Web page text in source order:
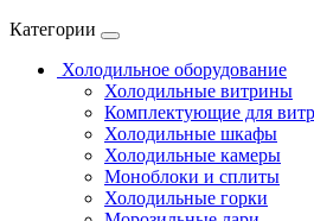
Категории
Холодильное оборудование
Холодильные витрины
Комплектующие для
Холодильные шкафы
Холодильные камеры
Моноблоки и сплиты
Холодильные горки